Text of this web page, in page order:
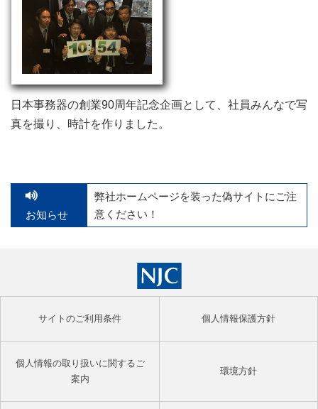
日本事務器の創業90周年記念企画として、社員みんなで写
真を撮り、時計を作りました。
お知らせ
弊社ホームページを装った偽サイトにご注
意ください！
サイトのご利用条件 個人情報保護方針
個人情報の取り扱いに関するご
案内
環境方針